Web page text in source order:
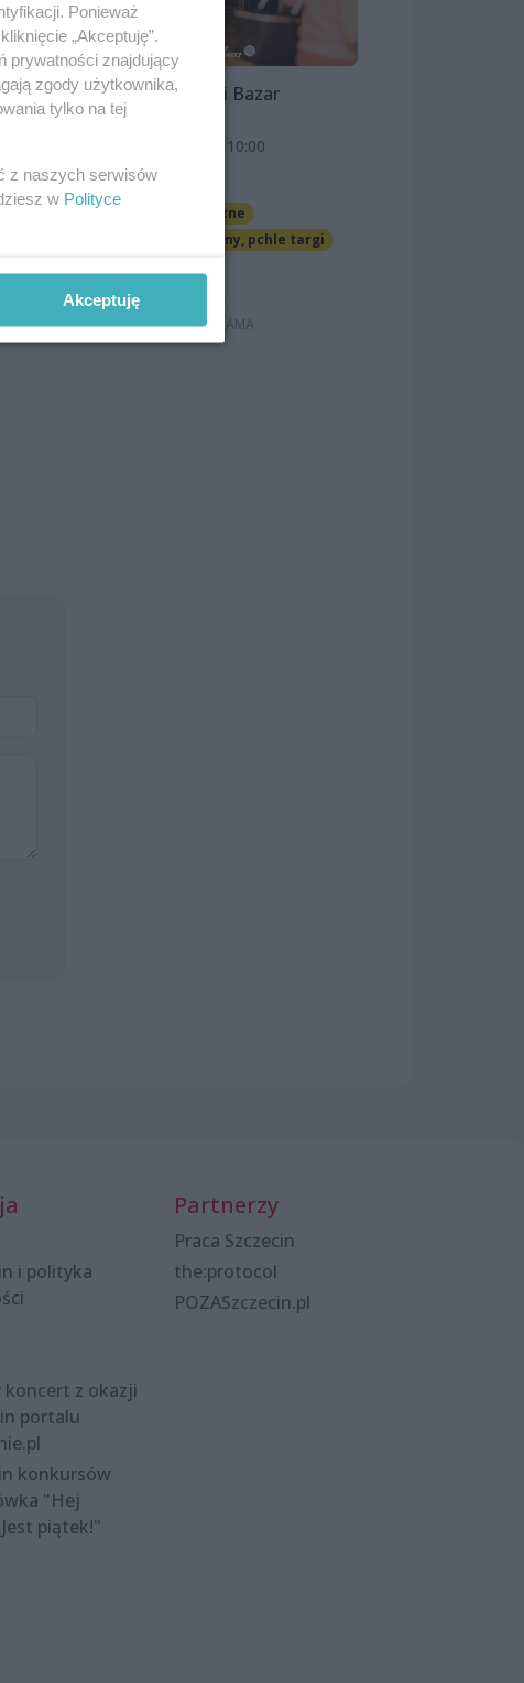
Szczeciński Bazar
Smakoszy
9 sierpnia 2026, 10:00
OFF Marina
Imprezy cykliczne
Jarmarki, festyny, pchle targi
i polityka
koncert z okazji
portalu
konkursów
"Hej
piątek!"
Partnerzy
Praca Szczecin
the:protocol
POZASzczecin.pl
Ponieważ
„Akceptuję”.
prywatności znajdujący
zgody użytkownika,
tylko na tej
z naszych serwisów
w Polityce
Akceptuję